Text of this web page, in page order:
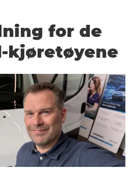
for de
kjøretøyene